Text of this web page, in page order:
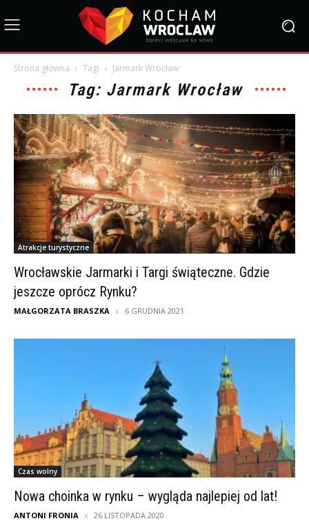
Strona główna Tagi Jarmark Wrocław
Tag: Jarmark Wrocław
Atrakcje turystyczne
Wrocławskie Jarmarki i Targi świąteczne. Gdzie
jeszcze oprócz Rynku?
MAŁGORZATA BRASZKA 6 GRUDNIA 2021
Czas wolny
Nowa choinka w rynku – wygląda najlepiej od lat!
ANTONI FRONIA 26 LISTOPADA 2020